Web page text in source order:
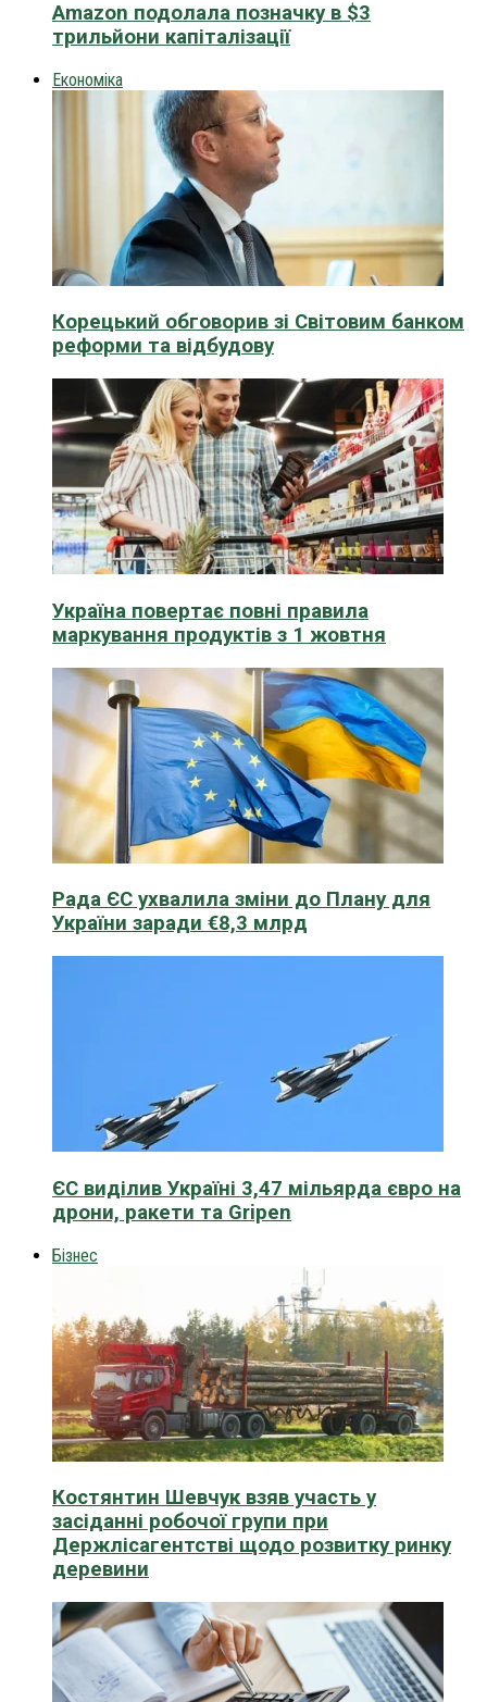
Amazon подолала позначку в $3
трильйони капіталізації
Економіка
Корецький обговорив зі Світовим банком
реформи та відбудову
Україна повертає повні правила
маркування продуктів з 1 жовтня
Рада ЄС ухвалила зміни до Плану для
України заради €8,3 млрд
ЄС виділив Україні 3,47 мільярда євро на
дрони, ракети та Gripen
Бізнес
Костянтин Шевчук взяв участь у
засіданні робочої групи при
Держлісагентстві щодо розвитку ринку
деревини